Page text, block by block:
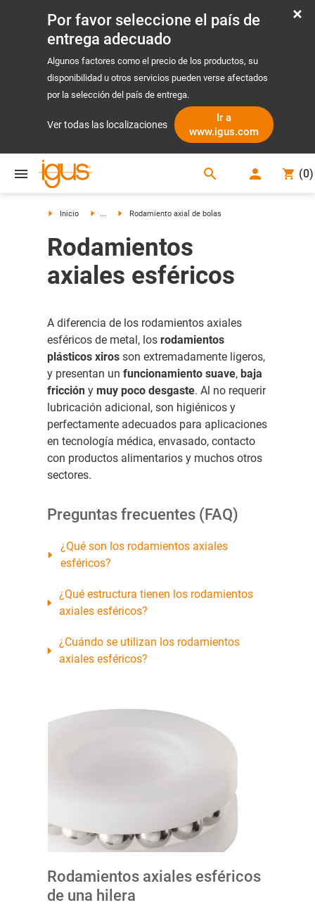
Por favor seleccione el país de
entrega adecuado
Algunos factores como el precio de los productos, su
disponibilidad u otros servicios pueden verse afectados
por la selección del país de entrega.
Ver todas las localizaciones
Ir a
www.igus.com
search (0)
Inicio ... Rodamiento axial de bolas
Rodamientos
axiales esféricos
A diferencia de los rodamientos axiales
esféricos de metal, los rodamientos
plásticos xirosson extremadamente ligeros,
y presentan un funcionamiento suave, baja
friccióny muy poco desgaste. Al no requerir
lubricación adicional, son higiénicos y
perfectamente adecuados para aplicaciones
en tecnología médica, envasado, contacto
con productos alimentarios y muchos otros
sectores.
Preguntas frecuentes (FAQ)
¿Qué son los rodamientos axiales
esféricos?
¿Qué estructura tienen los rodamientos
axiales esféricos?
¿Cuándo se utilizan los rodamientos
axiales esféricos?
Rodamientos axiales esféricos
de una hilera